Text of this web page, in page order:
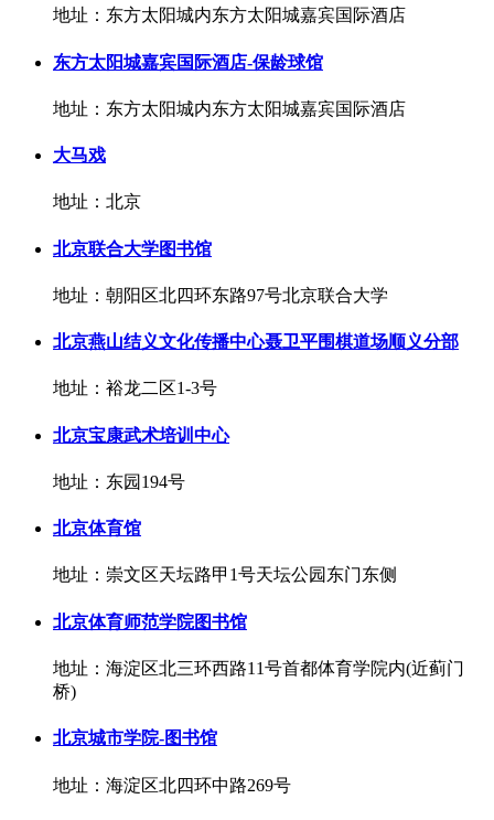
地址：东方太阳城内东方太阳城嘉宾国际酒店
东方太阳城嘉宾国际酒店-保龄球馆
地址：东方太阳城内东方太阳城嘉宾国际酒店
大马戏
地址：北京
北京联合大学图书馆
地址：朝阳区北四环东路97号北京联合大学
北京燕山结义文化传播中心聂卫平围棋道场顺义分部
地址：裕龙二区1-3号
北京宝康武术培训中心
地址：东园194号
北京体育馆
地址：崇文区天坛路甲1号天坛公园东门东侧
北京体育师范学院图书馆
地址：海淀区北三环西路11号首都体育学院内(近蓟门
桥)
北京城市学院-图书馆
地址：海淀区北四环中路269号